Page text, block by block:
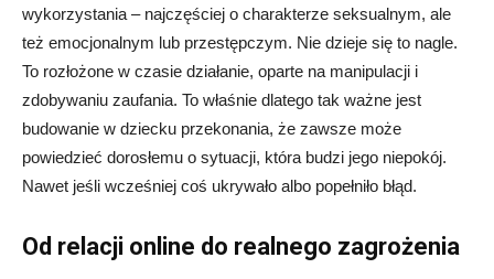
wykorzystania – najczęściej o charakterze seksualnym, ale
też emocjonalnym lub przestępczym. Nie dzieje się to nagle.
To rozłożone w czasie działanie, oparte na manipulacji i
zdobywaniu zaufania. To właśnie dlatego tak ważne jest
budowanie w dziecku przekonania, że zawsze może
powiedzieć dorosłemu o sytuacji, która budzi jego niepokój.
Nawet jeśli wcześniej coś ukrywało albo popełniło błąd.
Od relacji online do realnego zagrożenia